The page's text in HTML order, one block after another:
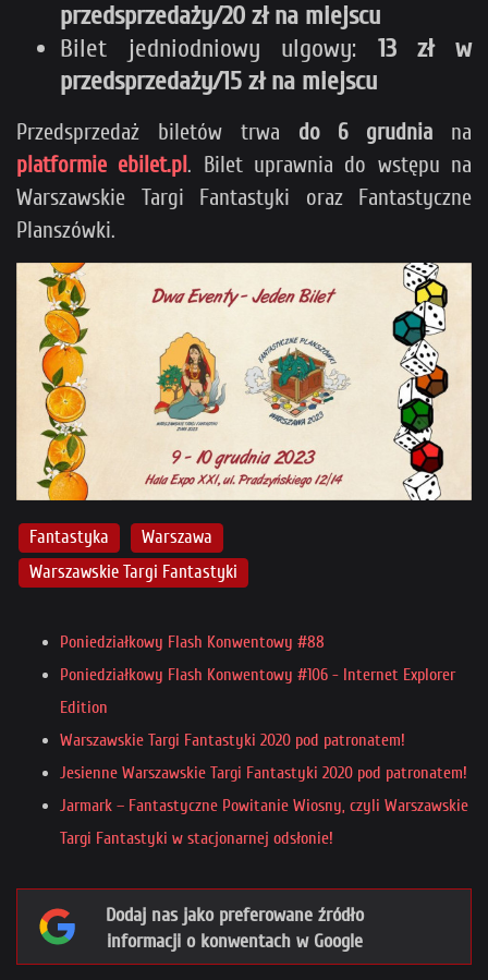
przedsprzedaży/20 zł na miejscu
Bilet jedniodniowy ulgowy: 13 zł w
przedsprzedaży/15 zł na miejscu
Przedsprzedaż biletów trwa do 6 grudnia na
platformie ebilet.pl. Bilet uprawnia do wstępu na
Warszawskie Targi Fantastyki oraz Fantastyczne
Planszówki.
Fantastyka
Warszawa
Warszawskie Targi Fantastyki
Poniedziałkowy Flash Konwentowy #88
Poniedziałkowy Flash Konwentowy #106 - Internet Explorer
Edition
Warszawskie Targi Fantastyki 2020 pod patronatem!
Jesienne Warszawskie Targi Fantastyki 2020 pod patronatem!
Jarmark – Fantastyczne Powitanie Wiosny, czyli Warszawskie
Targi Fantastyki w stacjonarnej odsłonie!
Dodaj nas jako preferowane źródło
informacji o konwentach w Google